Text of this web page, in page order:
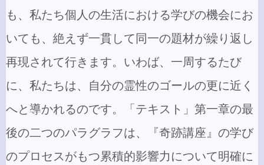
も、私たち個人の生活における学びの機会にお
いても、絶えず一貫して同一の題材が繰り返し
再現されて行きます。いわば、一周するたび
に、私たちは、自分の霊性のゴールの更に近く
へと導かれるのです。「テキスト」第一章の最
後の二つのパラグラフは、『奇跡講座』の学び
のプロセスがもつ累積的影響力について明確に